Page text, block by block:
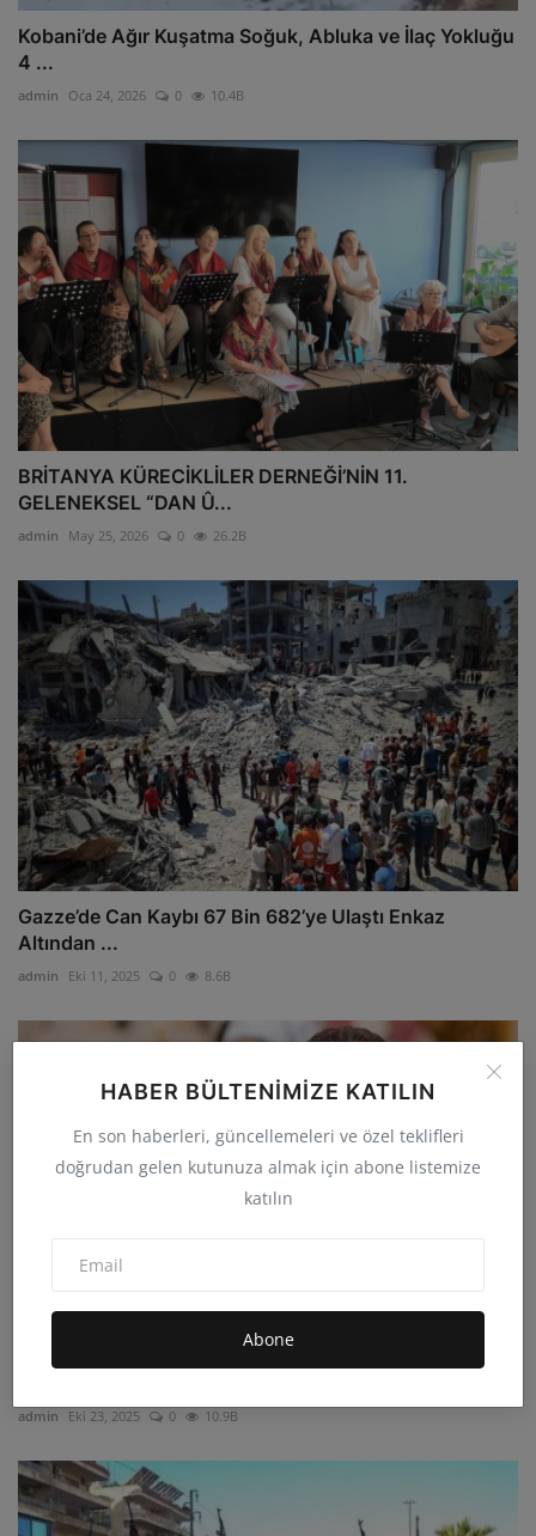
HABER BÜLTENIMIZE KATILIN
En son haberleri, güncellemeleri ve özel teklifleri
doğrudan gelen kutunuza almak için abone listemize
katılın
Abone
Kobani’de Ağır Kuşatma Soğuk, Abluka ve İlaç Yokluğu
4 ...
admin Oca 24, 2026 0 10.4B
BRİTANYA KÜRECİKLİLER DERNEĞİ’NİN 11.
GELENEKSEL “DAN Û...
admin May 25, 2026 0 26.2B
Gazze’de Can Kaybı 67 Bin 682’ye Ulaştı Enkaz
Altından ...
admin Eki 11, 2025 0 8.6B
admin Eki 23, 2025 0 10.9B